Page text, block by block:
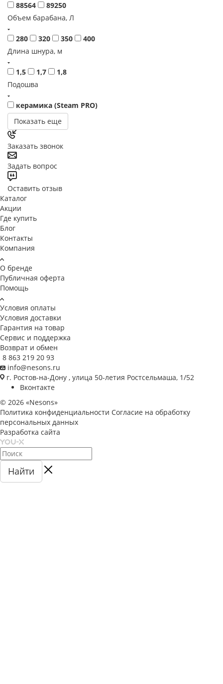
88564
89250
Объем барабана, Л
280 320 350
400
Длина шнура, м
1,5 1,7
1,8
Подошва
керамика (Steam PRO)
Показать еще
Заказать звонок
Задать вопрос
Оставить отзыв
Каталог
Акции
Где купить
Блог
Контакты
Компания
О бренде
Публичная оферта
Помощь
Условия оплаты
Условия доставки
Гарантия на товар
Сервис и поддержка
Возврат и обмен
8 863 219 20 93
info@nesons.ru
г. Ростов-на-Дону , улица 50-летия Ростсельмаша, 1/52
Вконтакте
© 2026 «Nesons»
Политика конфиденциальности Согласие на обработку
персональных данных
Разработка сайта
Найти